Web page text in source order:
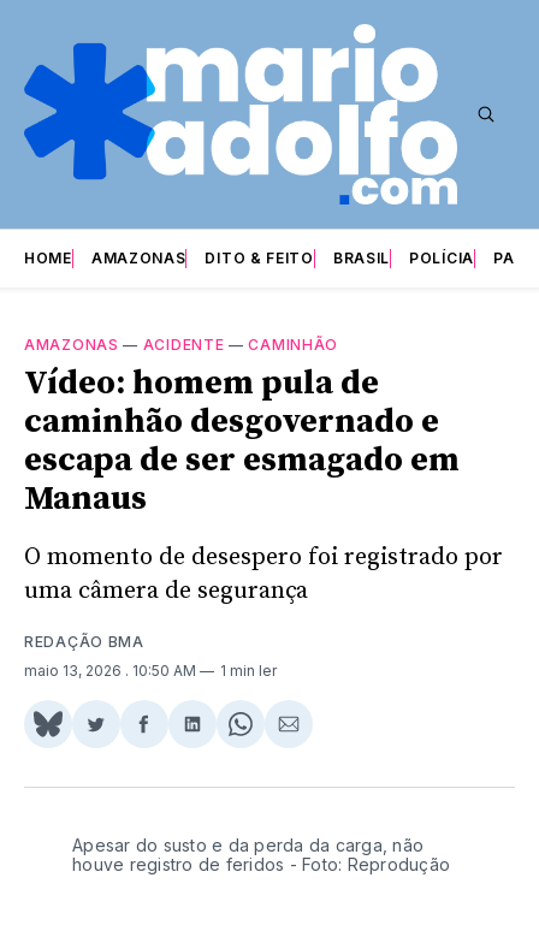
HOME AMAZONAS DITO & FEITO BRASIL POLÍCIA
AMAZONAS — ACIDENTE —CAMINHÃO
Vídeo: homem pula de
caminhão desgovernado e
escapa de ser esmagado em
Manaus
O momento de desespero foi registrado por
uma câmera de segurança
REDAÇÃO BMA
maio 13, 2026 . 10:50 AM 1 min ler
Share
BlueSky
Compartilhar
Twitter
Compartilhar
Facebook
Compartilhar
LinkedIn
Share
WhatsApp
Compartilhar
Email
Apesar do susto e da perda da carga, não
houve registro de feridos - Foto: Reprodução